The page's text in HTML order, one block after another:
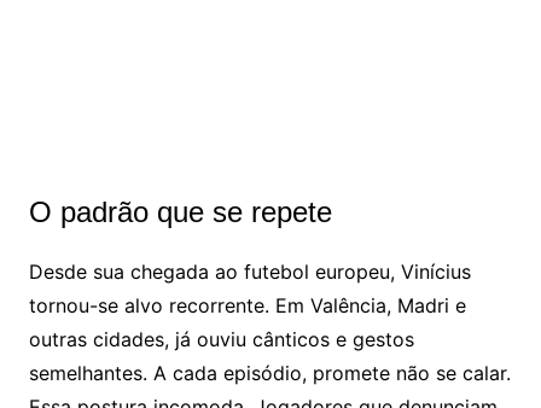
O padrão que se repete
Desde sua chegada ao futebol europeu, Vinícius
tornou-se alvo recorrente. Em Valência, Madri e
outras cidades, já ouviu cânticos e gestos
semelhantes. A cada episódio, promete não se calar.